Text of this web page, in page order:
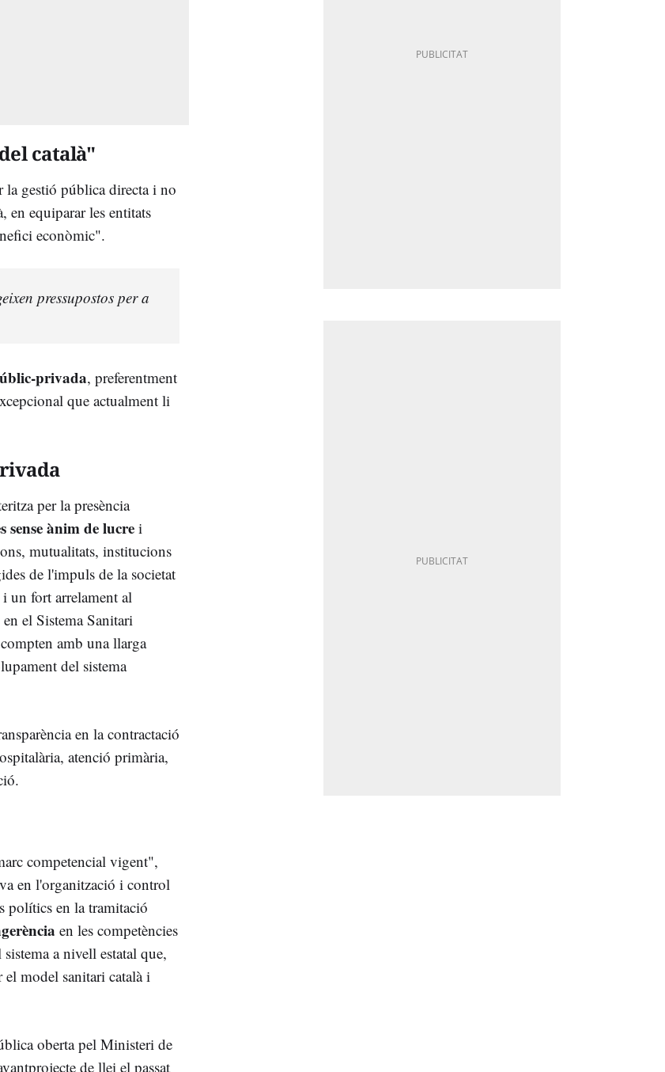
català"
gestió pública directa i no
en equiparar les entitats
econòmic".
pressupostos per a
privada, preferentment
que actualment li
per la presència
sense ànim de lucre i
mutualitats, institucions
de l'impuls de la societat
un fort arrelament al
el Sistema Sanitari
amb una llarga
del sistema
en la contractació
atenció primària,
competencial vigent",
en l'organització i control
polítics en la tramitació
en les competències
a nivell estatal que,
model sanitari català i
oberta pel Ministeri de
de llei el passat